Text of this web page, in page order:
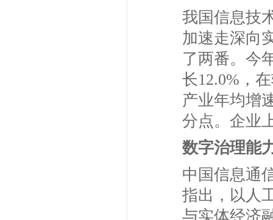
我国信息技
加速走深向
了两番。今
长12.0%，
产业年均增
分点。企业
数字治理能
中国信息通
指出，以人
与实体经济